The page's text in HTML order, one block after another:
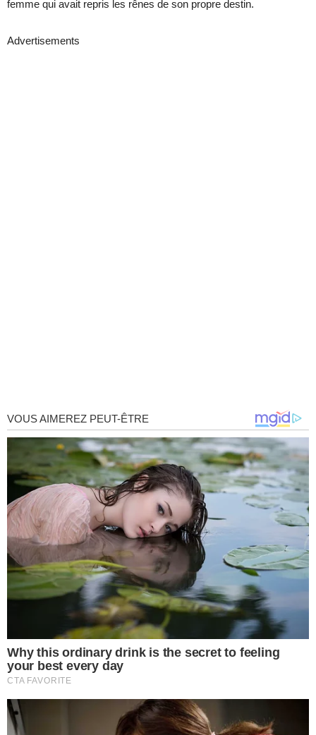
femme qui avait repris les rênes de son propre destin.
Advertisements